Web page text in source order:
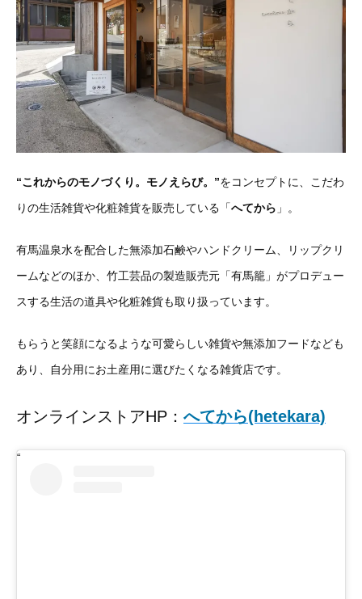
“これからのモノづくり。モノえらび。”をコンセプトに、こだわ
りの生活雑貨や化粧雑貨を販売している「へてから 」。
有馬温泉水を配合した無添加石鹸やハンドクリーム、リップクリ
ームなどのほか、竹工芸品の製造販売元「有馬籠」がプロデュー
スする生活の道具や化粧雑貨も取り扱っています。
もらうと笑顔になるような可愛らしい雑貨や無添加フードなども
あり、自分用にお土産用に選びたくなる雑貨店です。
オンラインストアHP： へてから(hetekara)